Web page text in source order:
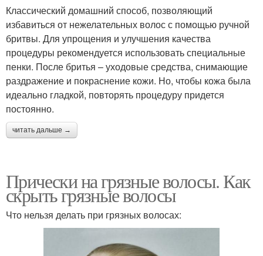
Классический домашний способ, позволяющий
избавиться от нежелательных волос с помощью ручной
бритвы. Для упрощения и улучшения качества
процедуры рекомендуется использовать специальные
пенки. После бритья – уходовые средства, снимающие
раздражение и покраснение кожи. Но, чтобы кожа была
идеально гладкой, повторять процедуру придется
постоянно.
читать дальше →
Прически на грязные волосы. Как
скрыть грязные волосы
Что нельзя делать при грязных волосах: